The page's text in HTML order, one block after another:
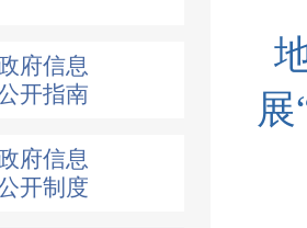
府信息
开指南
府信息
开制度